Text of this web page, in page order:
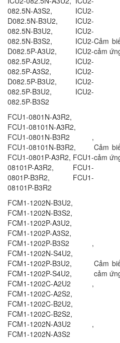
082.5N-A3S2, ICU2-
D082.5N-B3U2, ICU2-
082.5N-B3U2, ICU2-
082.5N-B3S2, ICU2-
D082.5P-A3U2, ICU2-
082.5P-A3U2, ICU2-
082.5P-A3S2, ICU2-
D082.5P-B3U2, ICU2-
082.5P-B3U2, ICU2-
082.5P-B3S2
Cảm
cảm
FCU1-0801N-A3R2,
FCU1-08101N-A3R2,
FCU1-0801N-B3R2 ,
FCU1-08101N-B3R2,
FCU1-0801P-A3R2, FCU1-
08101P-A3R2, FCU1-
0801P-B3R2, FCU1-
08101P-B3R2
Cảm
cảm
FCM1-1202N-B3U2,
FCM1-1202N-B3S2,
FCM1-1202P-A3U2,
FCM1-1202P-A3S2,
FCM1-1202P-B3S2 ,
FCM1-1202N-S4U2,
FCM1-1202P-B3U2,
FCM1-1202P-S4U2,
FCM1-1202C-A2U2 ,
FCM1-1202C-A2S2,
FCM1-1202C-B2U2,
FCM1-1202C-B2S2,
FCM1-1202N-A3U2 ,
FCM1-1202N-A3S2
Cảm
cảm